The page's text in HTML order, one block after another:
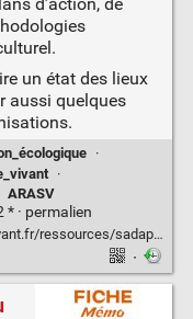
un état des lieux
aussi quelques
·
·
ARASV
· permalien
climatiques-comment-se-mettre-en-action/
·